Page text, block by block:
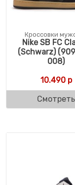
Кроссовки
Nike SB FC
(Schwarz)
008)
10.490р
Смотреть